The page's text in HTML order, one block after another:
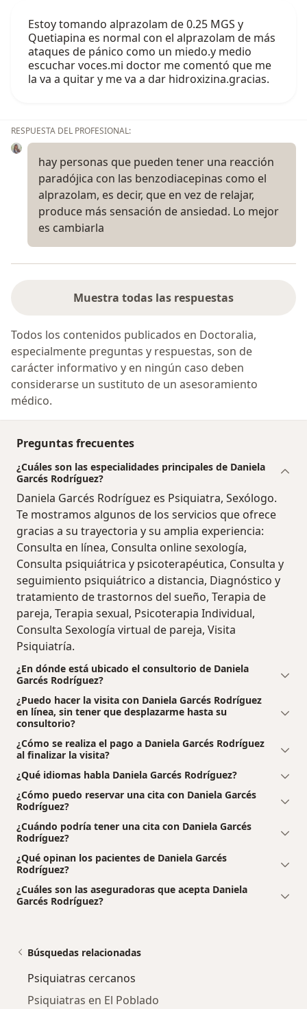
Estoy tomando alprazolam de 0.25 MGS y
Quetiapina es normal con el alprazolam de más
ataques de pánico como un miedo.y medio
escuchar voces.mi doctor me comentó que me
la va a quitar y me va a dar hidroxizina.gracias.
RESPUESTA DEL PROFESIONAL:
hay personas que pueden tener una reacción
paradójica con las benzodiacepinas como el
alprazolam, es decir, que en vez de relajar,
produce más sensación de ansiedad. Lo mejor
es cambiarla
Muestra todas las respuestas
Todos los contenidos publicados en Doctoralia,
especialmente preguntas y respuestas, son de
carácter informativo y en ningún caso deben
considerarse un sustituto de un asesoramiento
médico.
Preguntas frecuentes
¿Cuáles son las especialidades principales de Daniela
Garcés Rodríguez?
Daniela Garcés Rodríguez es Psiquiatra, Sexólogo.
Te mostramos algunos de los servicios que ofrece
gracias a su trayectoria y su amplia experiencia:
Consulta en línea, Consulta online sexología,
Consulta psiquiátrica y psicoterapéutica, Consulta y
seguimiento psiquiátrico a distancia, Diagnóstico y
tratamiento de trastornos del sueño, Terapia de
pareja, Terapia sexual, Psicoterapia Individual,
Consulta Sexología virtual de pareja, Visita
Psiquiatría.
¿En dónde está ubicado el consultorio de Daniela
Garcés Rodríguez?
¿Puedo hacer la visita con Daniela Garcés Rodríguez
en línea, sin tener que desplazarme hasta su
consultorio?
¿Cómo se realiza el pago a Daniela Garcés Rodríguez
al finalizar la visita?
¿Qué idiomas habla Daniela Garcés Rodríguez?
¿Cómo puedo reservar una cita con Daniela Garcés
Rodríguez?
¿Cuándo podría tener una cita con Daniela Garcés
Rodríguez?
¿Qué opinan los pacientes de Daniela Garcés
Rodríguez?
¿Cuáles son las aseguradoras que acepta Daniela
Garcés Rodríguez?
Búsquedas relacionadas
Psiquiatras cercanos
Psiquiatras en El Poblado